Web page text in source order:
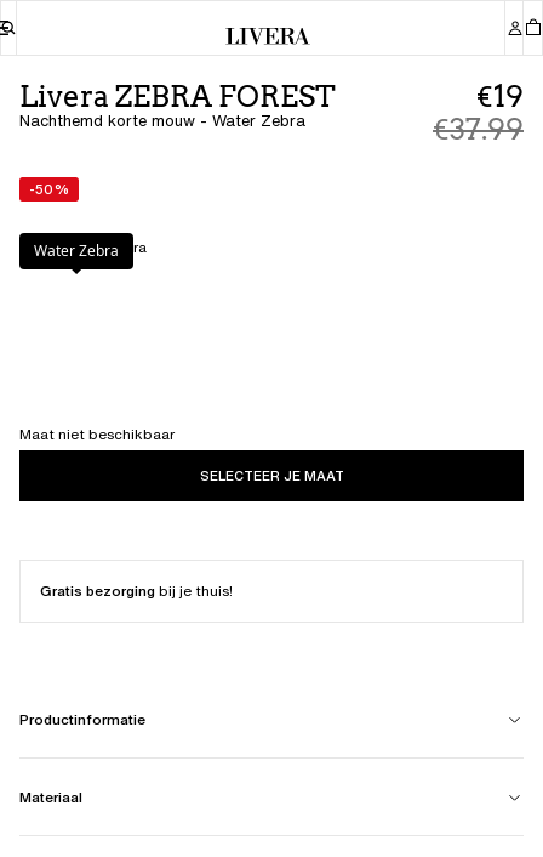
Livera ZEBRA FOREST
Nachthemd korte mouw - Water Zebra
€19
€37.99
-50%
Kleur:Water Zebra
Water Zebra
Maat niet beschikbaar
SELECTEER JE MAAT
Gratis bezorgingbij je thuis!
Productinformatie
Materiaal